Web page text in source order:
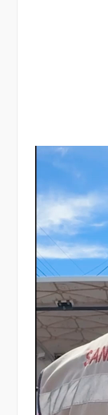
Reproductor
vídeo